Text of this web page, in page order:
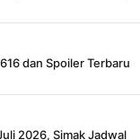
dan Spoiler Terbaru
2026, Simak Jadwal